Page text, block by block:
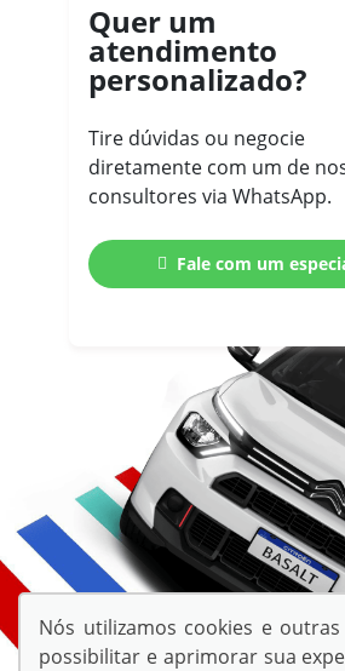
Quer um
atendimento
personalizado?
Tire dúvidas ou negocie
diretamente com um de
consultores via WhatsApp.
Fale com um
Nós utilizamos cookies e
possibilitar e aprimorar sua